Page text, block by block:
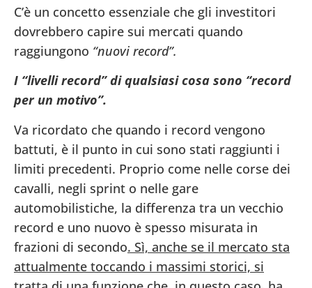
C’è un concetto essenziale che gli investitori
dovrebbero capire sui mercati quando
raggiungono “nuovi record”.
I “livelli record” di qualsiasi cosa sono “record
per un motivo”.
Va ricordato che quando i record vengono
battuti, è il punto in cui sono stati raggiunti i
limiti precedenti. Proprio come nelle corse dei
cavalli, negli sprint o nelle gare
automobilistiche, la differenza tra un vecchio
record e uno nuovo è spesso misurata in
frazioni di secondo. Sì, anche se il mercato sta
attualmente toccando i massimi storici, si